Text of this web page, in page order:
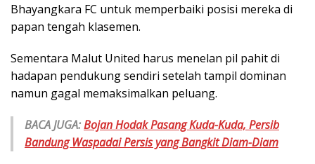
Bhayangkara FC untuk memperbaiki posisi mereka di
papan tengah klasemen.
Sementara Malut United harus menelan pil pahit di
hadapan pendukung sendiri setelah tampil dominan
namun gagal memaksimalkan peluang.
BACA JUGA:Bojan Hodak Pasang Kuda-Kuda, Persib
Bandung Waspadai Persis yang Bangkit Diam-Diam